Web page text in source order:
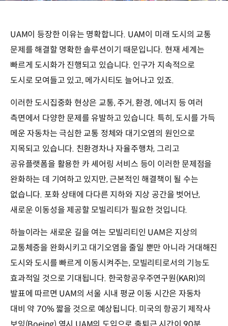
UAM이 등장한 이유는 명확합니다. UAM이 미래 도시의 교통
문제를 해결할 명확한 솔루션이기 때문입니다. 현재 세계는
빠르게 도시화가 진행되고 있습니다. 인구가 지속적으로
도시로 모여들고 있고, 메가시티도 늘어나고 있죠.
이러한 도시집중화 현상은 교통, 주거, 환경, 에너지 등 여러
측면에서 다양한 문제를 유발하고 있습니다. 특히, 도시를 가득
메운 자동차는 극심한 교통 정체와 대기오염의 원인으로
지목되고 있습니다. 친환경차나 자율주행차, 그리고
공유플랫폼을 활용한 카 셰어링 서비스 등이 이러한 문제점을
완화하는 데 기여하고 있지만, 근본적인 해결책이 될 수는
없습니다. 포화 상태에 다다른 지하와 지상 공간을 벗어난,
새로운 이동성을 제공할 모빌리티가 필요한 것입니다.
하늘이라는 새로운 길을 여는 모빌리티인 UAM은 지상의
교통체증을 완화시키고 대기오염을 줄일 뿐만 아니라 거대해진
도시와 도시를 빠르게 이동시켜주는, 모빌리티로서의 기능도
효과적일 것으로 기대됩니다. 한국항공우주연구원(KARI)의
발표에 따르면 UAM의 서울 시내 평균 이동 시간은 자동차
대비 약 70% 짧을 것으로 예상됩니다. 미국의 항공기 제작사